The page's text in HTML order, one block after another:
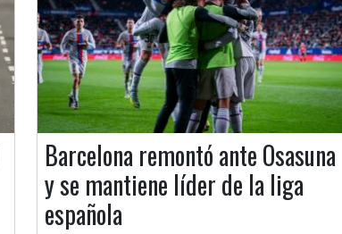
Barcelona remontó ante Osasuna
y se mantiene líder de la liga
española